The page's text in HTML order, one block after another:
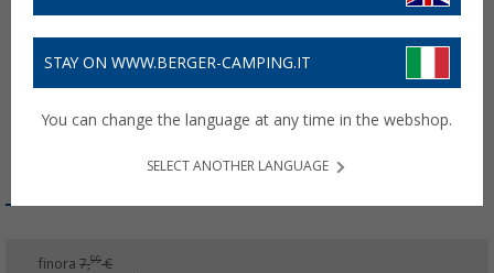
finora 7,99€
STAY ON WWW.BERGER-CAMPING.IT
You can change the language at any time in the webshop.
SELECT ANOTHER LANGUAGE